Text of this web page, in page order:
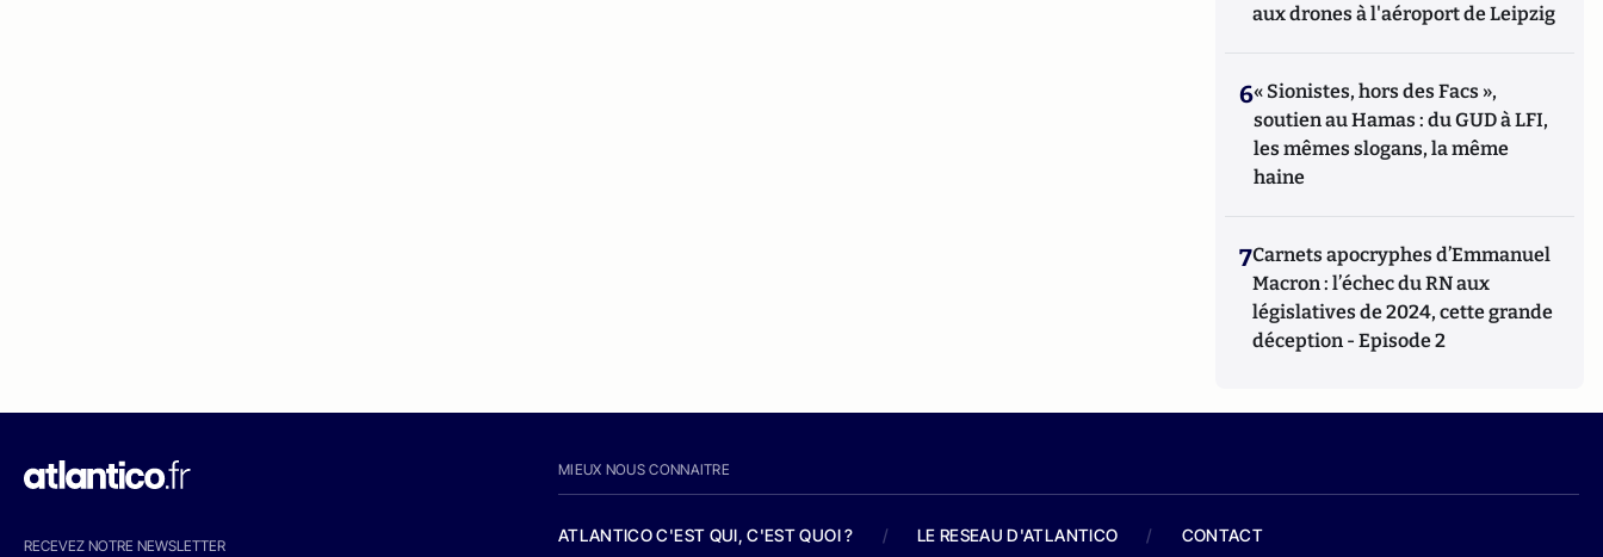
aux drones à l'aéroport de Leipzig
6« Sionistes, hors des Facs »,
soutien au Hamas : du GUD à LFI,
les mêmes slogans, la même
haine
7Carnets apocryphes d’Emmanuel
Macron : l’échec du RN aux
législatives de 2024, cette grande
déception - Episode 2
RECEVEZ NOTRE NEWSLETTER
MIEUX NOUS CONNAITRE
ATLANTICO C'EST QUI, C'EST QUOI ? / LE RESEAU D'ATLANTICO / CONTACT